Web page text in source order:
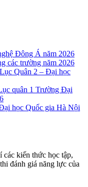
Đông Á năm 2026
các trường năm 2026
Quân 2 – Đại học
quân 1 Trường Đại
học Quốc gia Hà Nội
các kiến thức học tập,
đánh giá năng lực của